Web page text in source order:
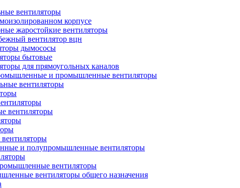
вентиляторы
корпусе
жаростойкие вентиляторы
вентилятор вцн
дымососы
бытовые
для прямоугольных каналов
и промышленные вентиляторы
вентиляторы
вентиляторы
и полупромышленные вентиляторы
вентиляторы
вентиляторы общего назначения